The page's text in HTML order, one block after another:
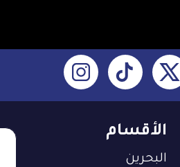
الأقسام
البحرين